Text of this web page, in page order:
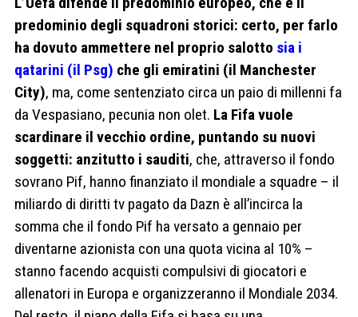
predominio degli squadroni storici: certo, per farlo
ha dovuto ammettere nel proprio salotto sia i
qatarini (il Psg) che gli emiratini (il Manchester
City), ma, come sentenziato circa un paio di millenni fa
da Vespasiano, pecunia non olet. La Fifa vuole
scardinare il vecchio ordine, puntando su nuovi
soggetti: anzitutto i sauditi, che, attraverso il fondo
sovrano Pif, hanno finanziato il mondiale a squadre – il
miliardo di diritti tv pagato da Dazn è all’incirca la
somma che il fondo Pif ha versato a gennaio per
diventarne azionista con una quota vicina al 10% –
stanno facendo acquisti compulsivi di giocatori e
allenatori in Europa e organizzeranno il Mondiale 2034.